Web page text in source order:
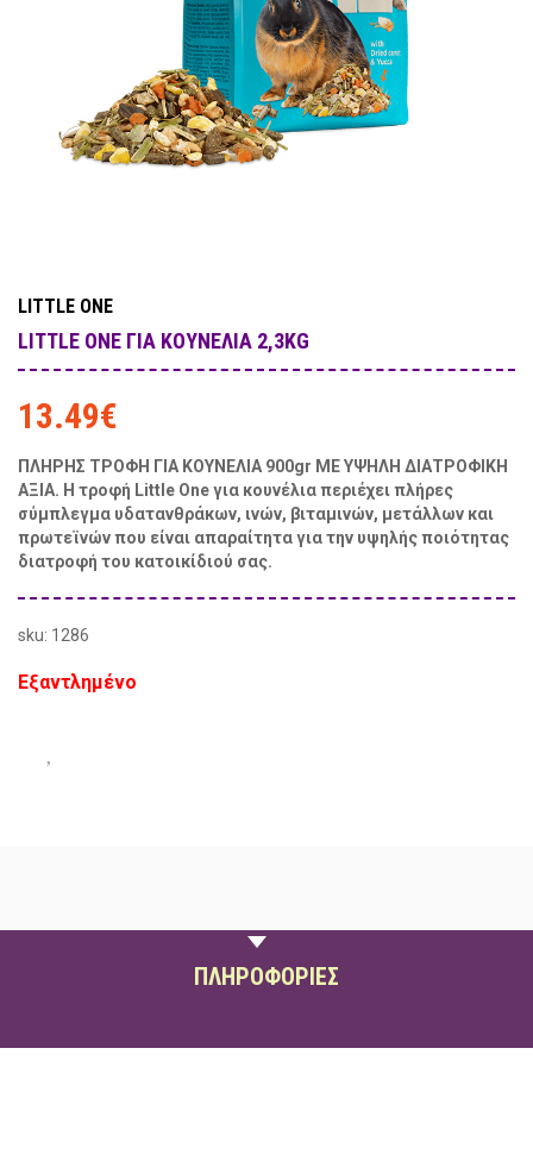
LITTLE ONE
LITTLE ONE ΓΙΑ ΚΟΥΝΈΛΙΑ 2,3KG
13.49€
ΠΛΗΡΗΣ ΤΡΟΦΗ ΓΙΑ ΚΟΥΝΕΛΙΑ 900gr ΜΕ ΥΨΗΛΗ ΔΙΑΤΡΟΦΙΚΗ
ΑΞΙΑ. Η τροφή Little One για κουνέλια περιέχει πλήρες
σύμπλεγμα υδατανθράκων, ινών, βιταμινών, μετάλλων και
πρωτεϊνών που είναι απαραίτητα για την υψηλής ποιότητας
διατροφή του κατοικίδιού σας.
sku: 1286
Εξαντλημένο
ΠΛΗΡΟΦΟΡΙΕΣ